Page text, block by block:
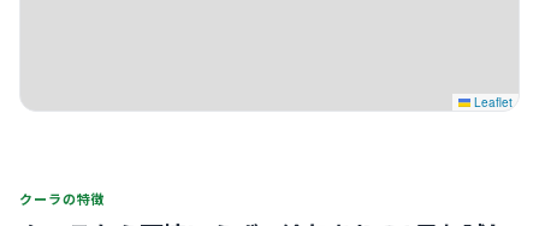
Leaflet
クーラの特徴